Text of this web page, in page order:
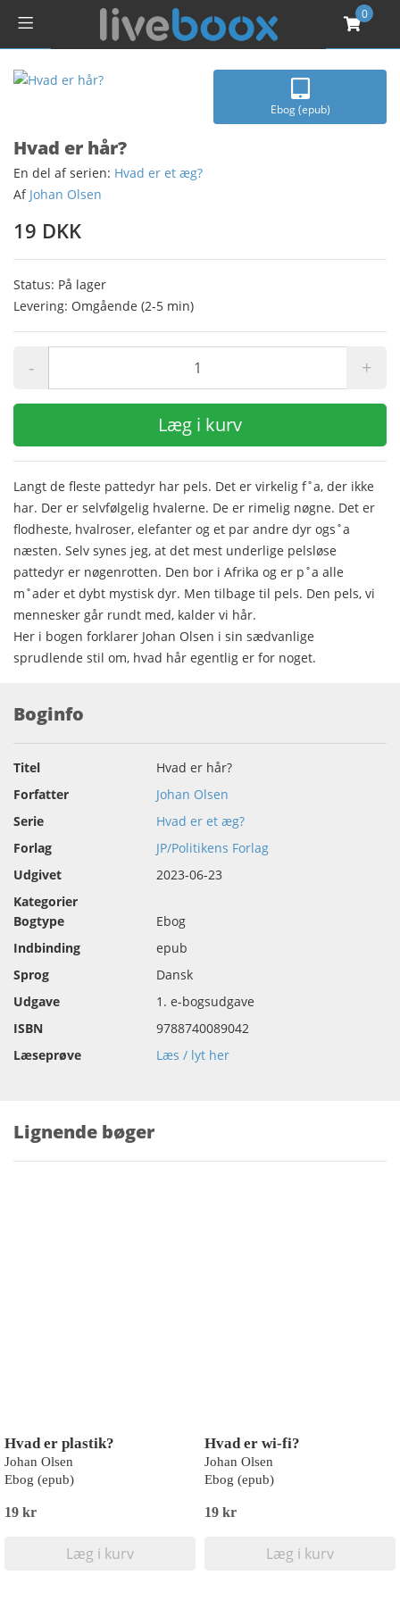
0
Ebog (epub)
Hvad er hår?
En del af serien: Hvad er et æg?
Af Johan Olsen
19 DKK
Status: På lager
Levering: Omgående (2-5 min)
- +
Læg i kurv
Langt de fleste pattedyr har pels. Det er virkelig f˚a, der ikke
har. Der er selvfølgelig hvalerne. De er rimelig nøgne. Det er
flodheste, hvalroser, elefanter og et par andre dyr ogs˚a
næsten. Selv synes jeg, at det mest underlige pelsløse
pattedyr er nøgenrotten. Den bor i Afrika og er p˚a alle
m˚ader et dybt mystisk dyr. Men tilbage til pels. Den pels, vi
mennesker går rundt med, kalder vi hår.
Her i bogen forklarer Johan Olsen i sin sædvanlige
sprudlende stil om, hvad hår egentlig er for noget.
Boginfo
Titel
Hvad er hår?
Forfatter
Johan Olsen
Serie
Hvad er et æg?
Forlag
JP/Politikens Forlag
Udgivet
2023-06-23
Kategorier
Bogtype
Ebog
Indbinding
epub
Sprog
Dansk
Udgave
1. e-bogsudgave
ISBN
9788740089042
Læseprøve
Læs / lyt her
Lignende bøger
Hvad er plastik?
Johan Olsen
Ebog (epub)
19 kr
Læg i kurv
Hvad er wi-fi?
Johan Olsen
Ebog (epub)
19 kr
Læg i kurv